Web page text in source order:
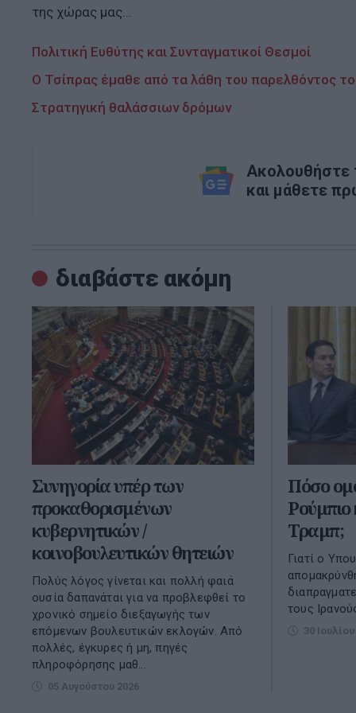
της χώρας μας…
Πολιτική Ευθύτης και Συνταγματικοί Θεσμοί
Ο Τσίπρας έμαθε από τα λάθη του παρελθόντος
Στρατηγική θαλάσσιων δρόμων
Ακολουθήστε
και μάθετε
διαβάστε ακόμη
Συνηγορία υπέρ των
προκαθορισμένων
κυβερνητικών /
κοινοβουλευτικών θητειών
Πολύς λόγος γίνεται και πολλή φαιά
ουσία δαπανάται για να προβλεφθεί το
χρονικό σημείο διεξαγωγής των
επόμενων βουλευτικών εκλογών. Από
πολλές, έγκυρες ή μη, πηγές
πληροφόρησης μαθ...
05 Αυγούστου 2026
Πόσο
Ρούμπιο
Τραμπ;
Γιατί ο
τους
30